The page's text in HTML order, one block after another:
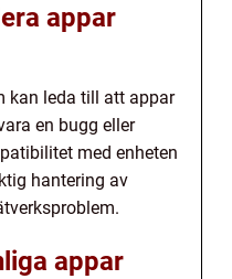
appar
kan leda till att appar
en bugg eller
med enheten
hantering av
appar